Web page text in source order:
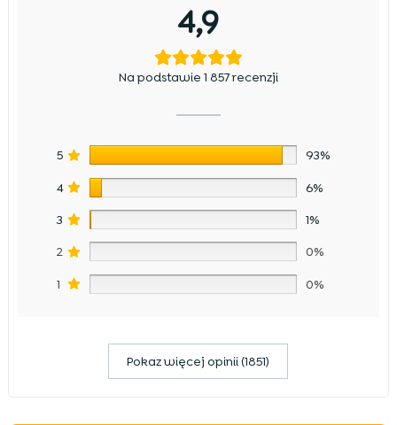
4,9
Na podstawie 1 857 recenzji
5 93%
4 6%
3 1%
2 0%
1 0%
Pokaz więcej opinii (1851)